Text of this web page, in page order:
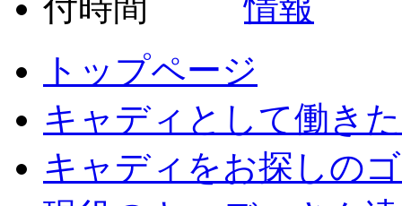
トップページ
キャディとして働き
キャディをお探しの